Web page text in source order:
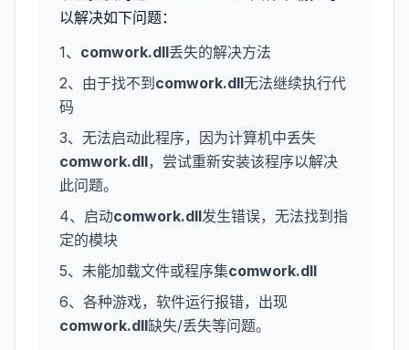
以解决如下问题：
1、 comwork.dll丢失的解决方法
2、由于找不到 comwork.dll无法继续执行代
码
3、无法启动此程序，因为计算机中丢失
comwork.dll，尝试重新安装该程序以解决
此问题。
4、启动comwork.dll发生错误，无法找到指
定的模块
5、未能加载文件或程序集comwork.dll
6、各种游戏，软件运行报错，出现
comwork.dll缺失/丢失等问题。